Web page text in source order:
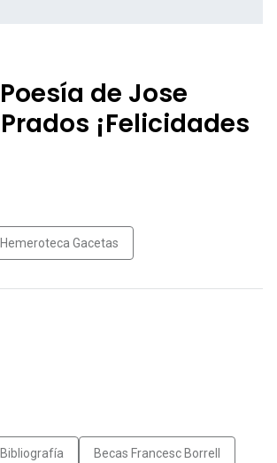
de Jose
¡Felicidades
Hemeroteca Gacetas
Bibliografía Becas Francesc Borrell